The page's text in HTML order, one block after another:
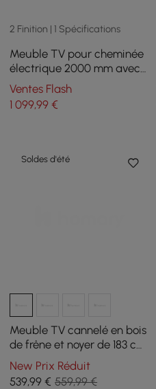
2 Finition | 1 Spécifications
Meuble TV pour cheminée
électrique 2000 mm avec
télécommande
Ventes Flash
1 099,99 €
Soldes d'été
Meuble TV cannelé en bois
de frêne et noyer de 183 cm
avec rangement
New Prix Réduit
539,99 € 559,99 €